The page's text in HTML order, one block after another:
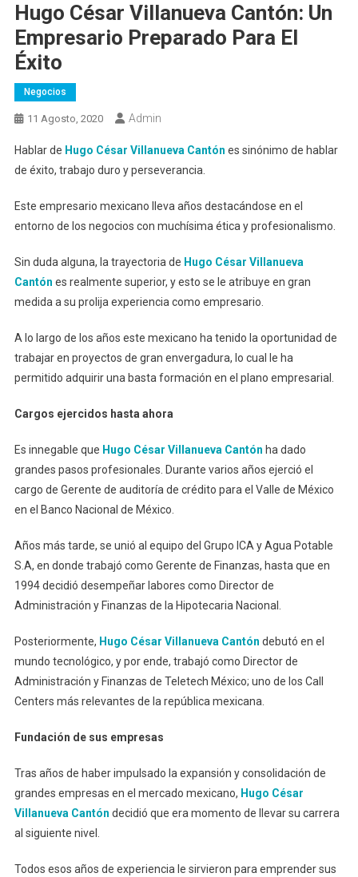
Hugo César Villanueva Cantón: Un
Empresario Preparado Para El
Éxito
Negocios
11 Agosto, 2020 Admin
Hablar de Hugo César Villanueva Cantón es sinónimo de hablar
de éxito, trabajo duro y perseverancia.
Este empresario mexicano lleva años destacándose en el
entorno de los negocios con muchísima ética y profesionalismo.
Sin duda alguna, la trayectoria de Hugo César Villanueva
Cantón es realmente superior, y esto se le atribuye en gran
medida a su prolija experiencia como empresario.
A lo largo de los años este mexicano ha tenido la oportunidad de
trabajar en proyectos de gran envergadura, lo cual le ha
permitido adquirir una basta formación en el plano empresarial.
Cargos ejercidos hasta ahora
Es innegable que Hugo César Villanueva Cantón ha dado
grandes pasos profesionales. Durante varios años ejerció el
cargo de Gerente de auditoría de crédito para el Valle de México
en el Banco Nacional de México.
Años más tarde, se unió al equipo del Grupo ICA y Agua Potable
S.A, en donde trabajó como Gerente de Finanzas, hasta que en
1994 decidió desempeñar labores como Director de
Administración y Finanzas de la Hipotecaria Nacional.
Posteriormente, Hugo César Villanueva Cantón debutó en el
mundo tecnológico, y por ende, trabajó como Director de
Administración y Finanzas de Teletech México; uno de los Call
Centers más relevantes de la república mexicana.
Fundación de sus empresas
Tras años de haber impulsado la expansión y consolidación de
grandes empresas en el mercado mexicano, Hugo César
Villanueva Cantón decidió que era momento de llevar su carrera
al siguiente nivel.
Todos esos años de experiencia le sirvieron para emprender sus